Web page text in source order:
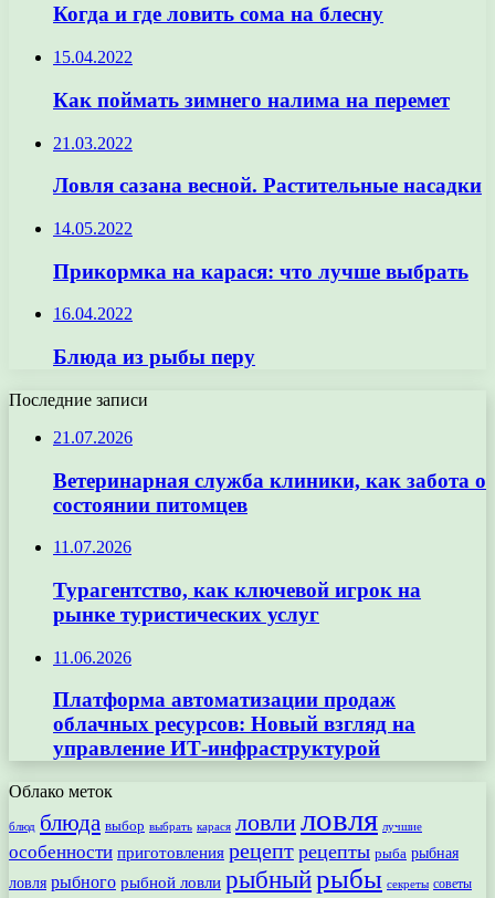
Когда и где ловить сома на блесну
15.04.2022
Как поймать зимнего налима на перемет
21.03.2022
Ловля сазана весной. Растительные насадки
14.05.2022
Прикормка на карася: что лучше выбрать
16.04.2022
Блюда из рыбы перу
Последние записи
21.07.2026
Ветеринарная служба клиники, как забота о
состоянии питомцев
11.07.2026
Турагентство, как ключевой игрок на
рынке туристических услуг
11.06.2026
Платформа автоматизации продаж
облачных ресурсов: Новый взгляд на
управление ИТ-инфраструктурой
Облако меток
блюд блюда выбор выбрать карася ловлиловля лучшие
особенности приготовления рецепт рецепты рыба рыбная
ловля рыбного рыбной ловли рыбныйрыбы секреты советы